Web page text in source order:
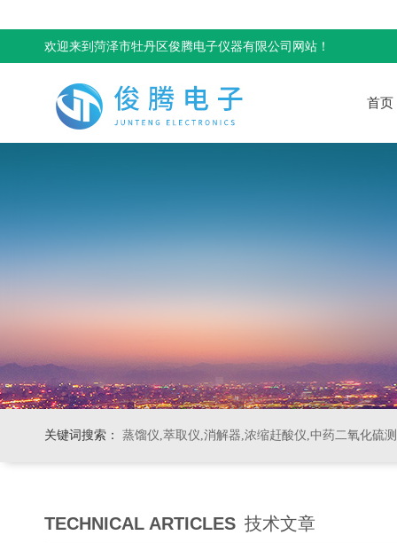
欢迎来到菏泽市牡丹区俊腾电子仪器有限公司网站！
首页
关键词搜索： 蒸馏仪,萃取仪,消解器,浓缩赶酸仪,中药二氧化硫
TECHNICAL ARTICLES 技术文章